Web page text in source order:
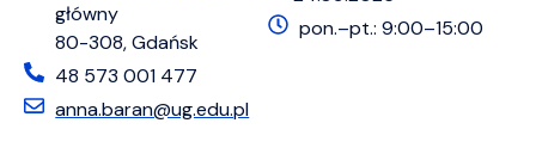
główny
80-308, Gdańsk
48 573 001 477
anna.baran@ug.edu.pl
pon.–pt.: 9:00–15:00